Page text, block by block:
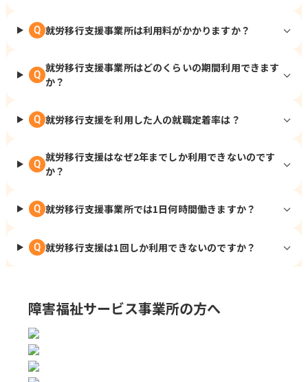
Q 就労移行支援事業所は利用料がかかりますか？
Q
就労移行支援事業所はどのくらいの期間利用できます
か？
Q 就労移行支援を利用した人の就職定着率は？
Q
就労移行支援はなぜ2年までしか利用できないのです
か？
Q 就労移行支援事業所では1日何時間働きますか？
Q 就労移行支援は1回しか利用できないのですか？
障害福祉サービス事業所の方へ